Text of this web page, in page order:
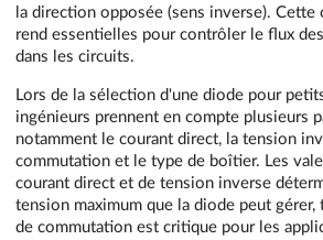
la direction opposée (sens inverse). Cette
rend essentielles pour contrôler le flux
dans les circuits.
Lors de la sélection d'une diode pour
ingénieurs prennent en compte plusieurs
notamment le courant direct, la tension
commutation et le type de boîtier. Les
courant direct et de tension inverse
tension maximum que la diode peut gérer,
de commutation est critique pour les